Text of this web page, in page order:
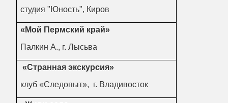
студия "Юность", Киров
«Мой Пермский край»
Палкин А., г. Лысьва
«Странная экскурсия»
клуб «Следопыт», г. Владивосток